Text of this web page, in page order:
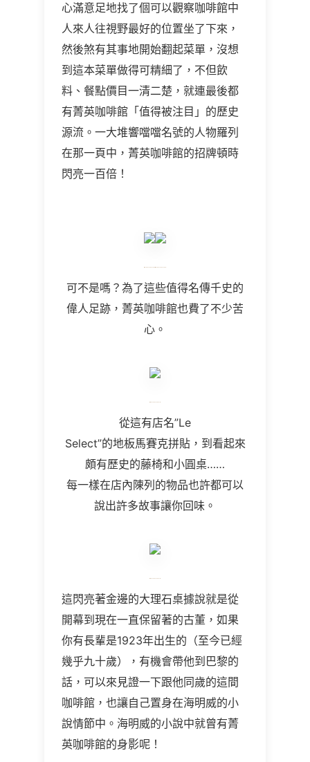
心滿意足地找了個可以觀察咖啡館中
人來人往視野最好的位置坐了下來，
然後煞有其事地開始翻起菜單，沒想
到這本菜單做得可精細了，不但飲
料、餐點價目一清二楚，就連最後都
有菁英咖啡館「值得被注目」的歷史
源流。一大堆響噹噹名號的人物羅列
在那一頁中，菁英咖啡館的招牌頓時
閃亮一百倍！
可不是嗎？為了這些值得名傳千史的
偉人足跡，菁英咖啡館也費了不少苦
心。
從這有店名”Le
Select”的地板馬賽克拼貼，到看起來
頗有歷史的藤椅和小圓桌……
每一樣在店內陳列的物品也許都可以
說出許多故事讓你回味。
這閃亮著金邊的大理石桌據說就是從
開幕到現在一直保留著的古董，如果
你有長輩是1923年出生的（至今已經
幾乎九十歲），有機會帶他到巴黎的
話，可以來見證一下跟他同歲的這間
咖啡館，也讓自己置身在海明威的小
說情節中。海明威的小說中就曾有菁
英咖啡館的身影呢！